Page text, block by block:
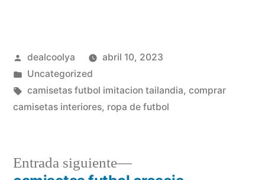
Publicado
por
dealcoolya
abril 10, 2023
Publicado
en
Uncategorized
Etiquetas:
camisetas futbol imitacion tailandia, comprar
camisetas interiores, ropa de futbol
Entrada siguiente
Entrada